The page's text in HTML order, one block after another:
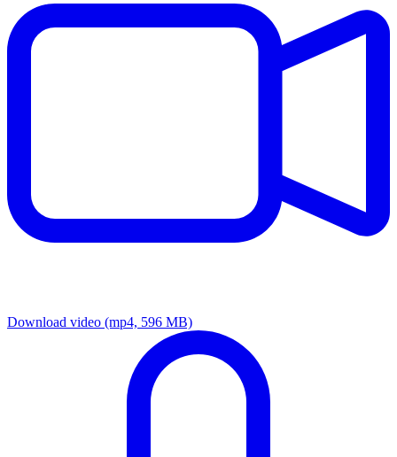
Download video (mp4, 596 MB)